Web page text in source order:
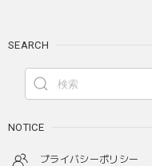
SEARCH
NOTICE
プライバシーポリシー